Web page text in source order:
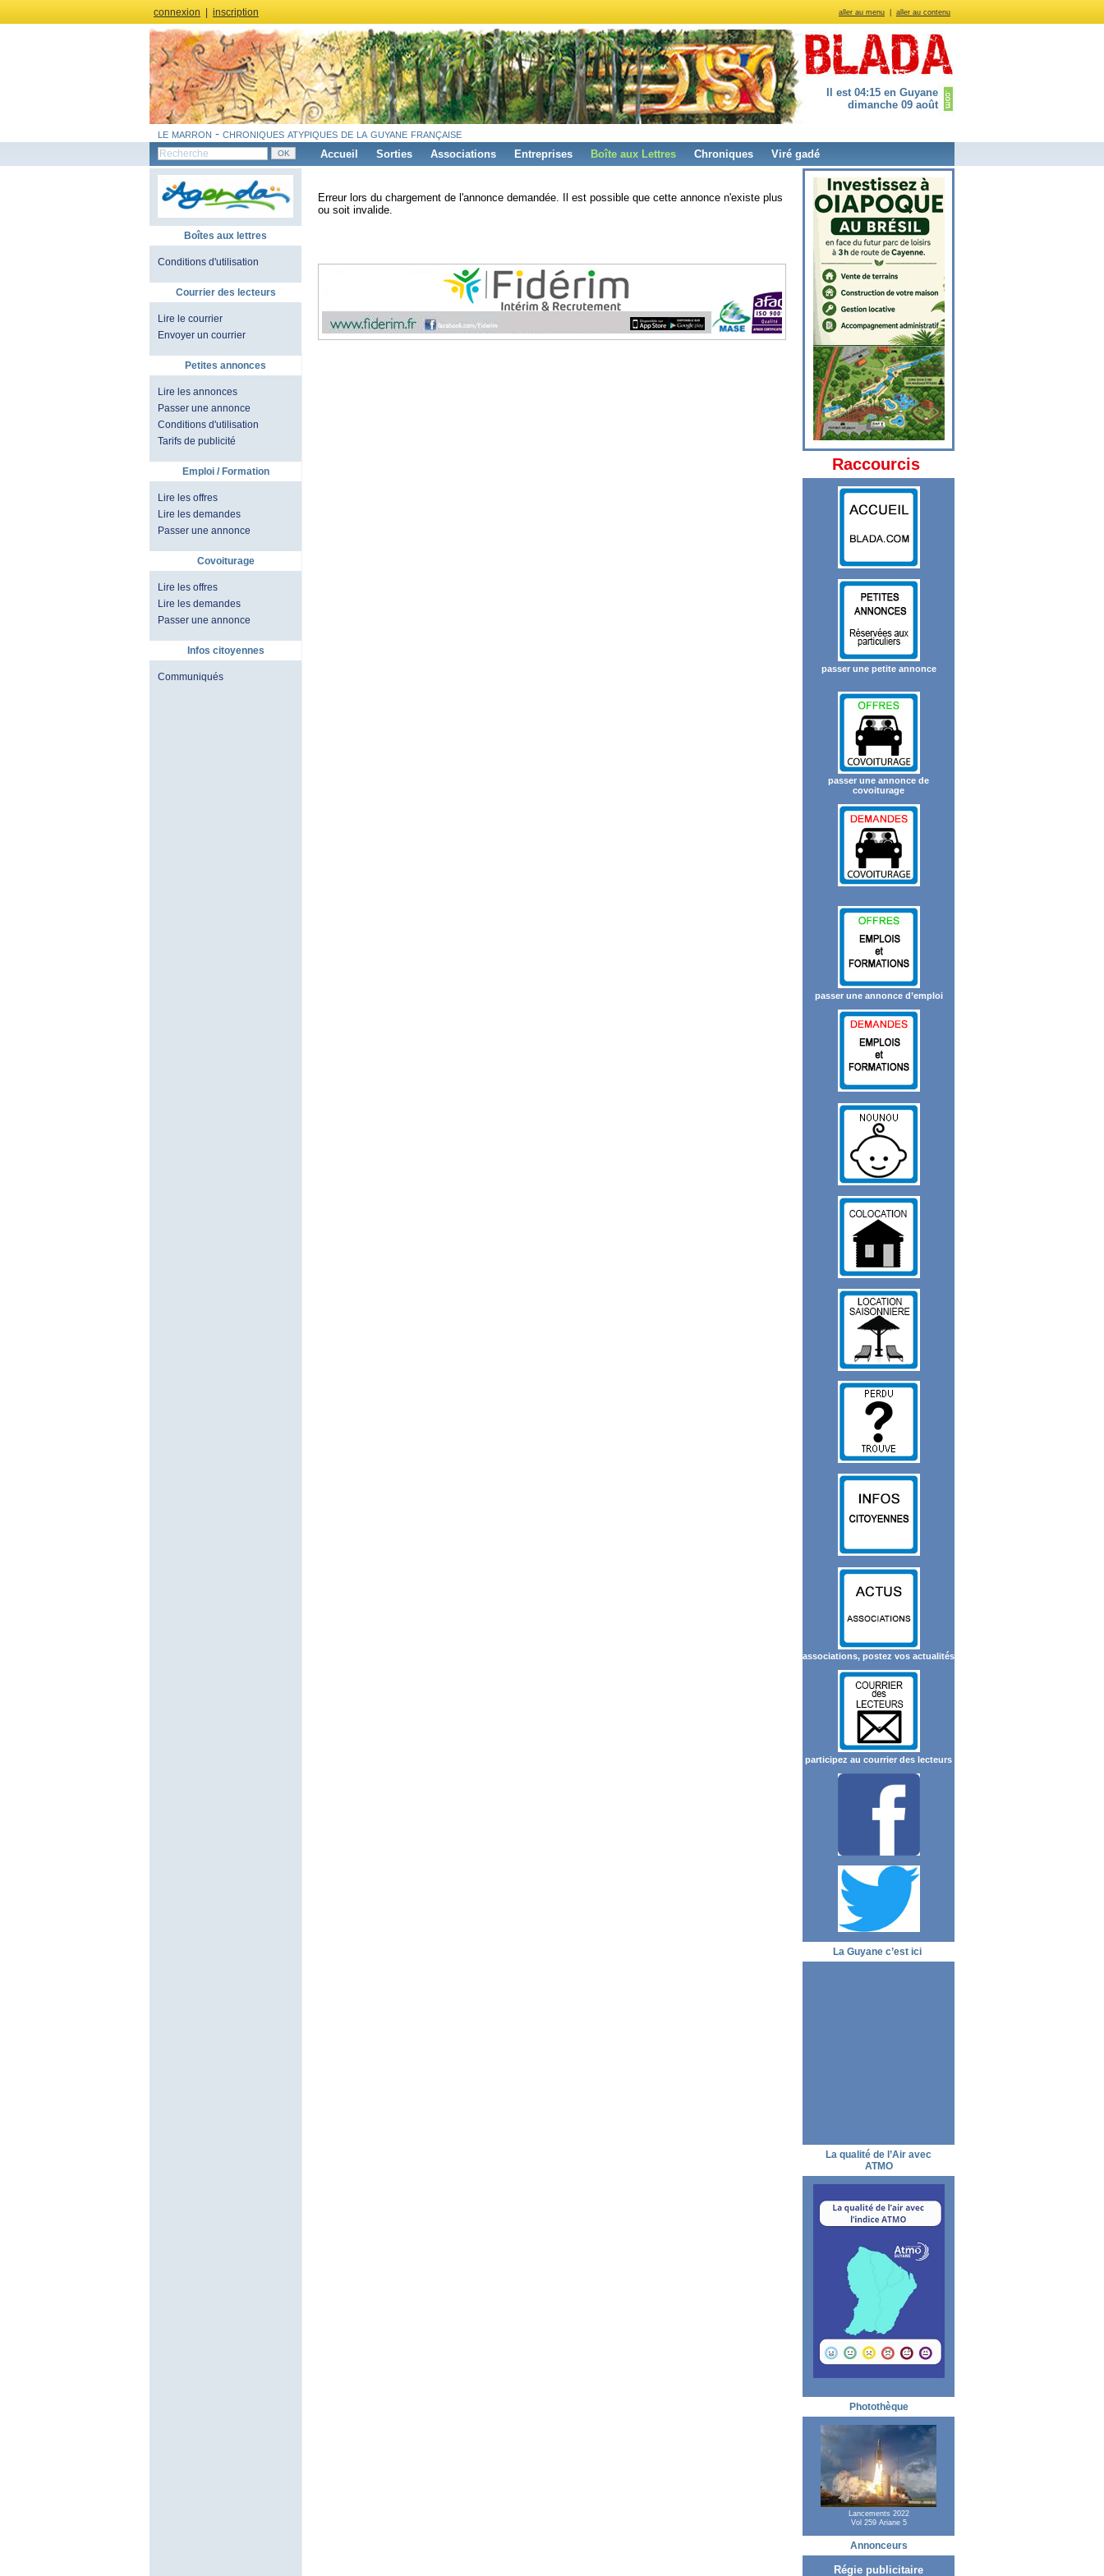
aller au menu aller au contenu
connexion inscription
Il est 04:15 en Guyane
dimanche 09 août
le marron - chroniques atypiques de la guyane française
Accueil Sorties Associations Entreprises Boîte aux Lettres Chroniques Viré gadé
Boîtes aux lettres
Conditions d'utilisation
Courrier des lecteurs
Lire le courrier
Envoyer un courrier
Petites annonces
Lire les annonces
Passer une annonce
Conditions d'utilisation
Tarifs de publicité
Emploi / Formation
Lire les offres
Lire les demandes
Passer une annonce
Covoiturage
Lire les offres
Lire les demandes
Passer une annonce
Infos citoyennes
Communiqués
Erreur lors du chargement de l'annonce demandée. Il est possible que cette annonce n'existe plus
ou soit invalide.
Raccourcis
passer une petite annonce
passer une annonce de
covoiturage
passer une annonce d’emploi
associations, postez vos actualités
participez au courrier des lecteurs
La Guyane c’est ici
La qualité de l’Air avec
ATMO
Photothèque
Lancements 2022
Vol 259 Ariane 5
Annonceurs
Régie publicitaire